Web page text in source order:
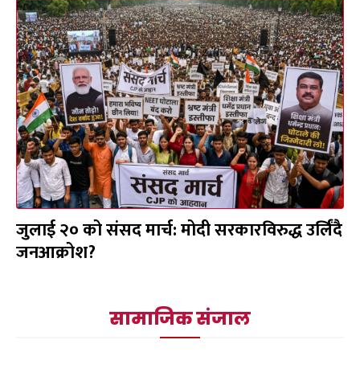
जुलाई २० को संसद मार्च: मोदी सरकारविरुद्ध उर्लिंदै
जनआक्रोश?
सामाजिक संजाल